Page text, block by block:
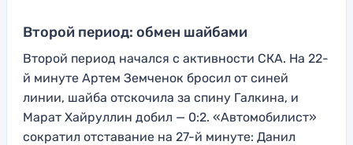
Второй период: обмен шайбами
Второй период начался с активности СКА. На 22-
й минуте Артем Земченок бросил от синей
линии, шайба отскочила за спину Галкина, и
Марат Хайруллин добил — 0:2. «Автомобилист»
сократил отставание на 27-й минуте: Данил